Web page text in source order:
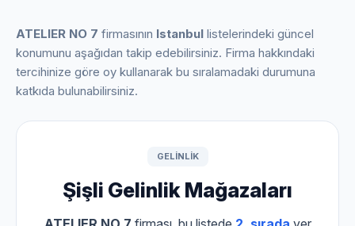
ATELIER NO 7 firmasının Istanbul listelerindeki güncel
konumunu aşağıdan takip edebilirsiniz. Firma hakkındaki
tercihinize göre oy kullanarak bu sıralamadaki durumuna
katkıda bulunabilirsiniz.
GELINLIK
Şişli Gelinlik Mağazaları